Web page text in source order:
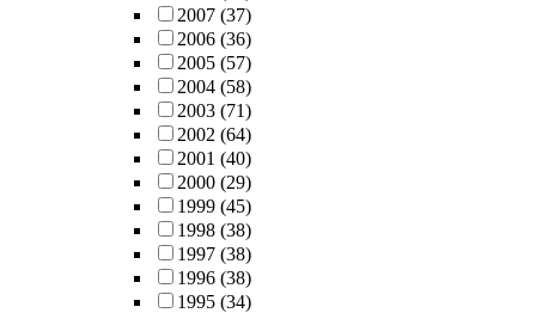
2007 (37)
2006 (36)
2005 (57)
2004 (58)
2003 (71)
2002 (64)
2001 (40)
2000 (29)
1999 (45)
1998 (38)
1997 (38)
1996 (38)
1995 (34)